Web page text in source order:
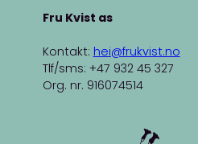
Fru Kvist as
Kontakt: hei@frukvist.no
Tlf/sms: +47 932 45 327
Org. nr. 916074514